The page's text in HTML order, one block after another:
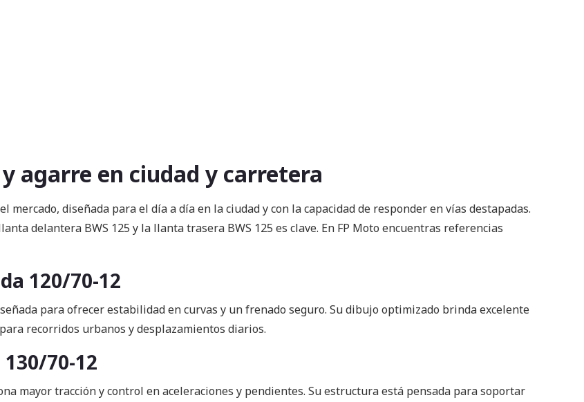
agarre en ciudad y carretera
mercado, diseñada para el día a día en la ciudad y con la capacidad de responder en vías destapadas.
delantera BWS 125 y la llanta trasera BWS 125 es clave. En FP Moto encuentras referencias
120/70-12
para ofrecer estabilidad en curvas y un frenado seguro. Su dibujo optimizado brinda excelente
recorridos urbanos y desplazamientos diarios.
70-12
mayor tracción y control en aceleraciones y pendientes. Su estructura está pensada para soportar